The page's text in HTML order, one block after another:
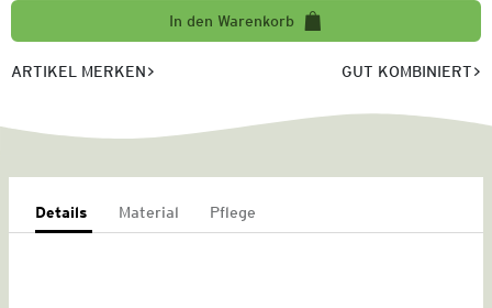
In den Warenkorb
ARTIKEL MERKEN GUT KOMBINIERT
Details Material Pflege